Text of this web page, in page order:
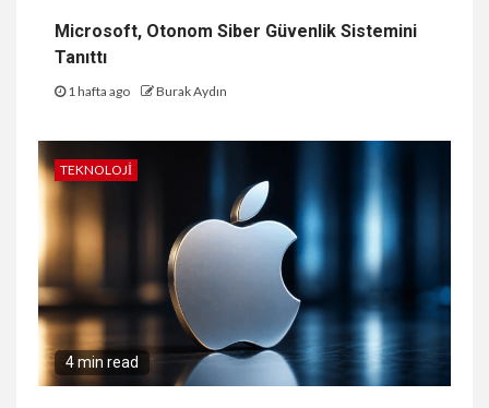
Microsoft, Otonom Siber Güvenlik Sistemini
Tanıttı
1 hafta ago Burak Aydın
TEKNOLOJI
4 min read